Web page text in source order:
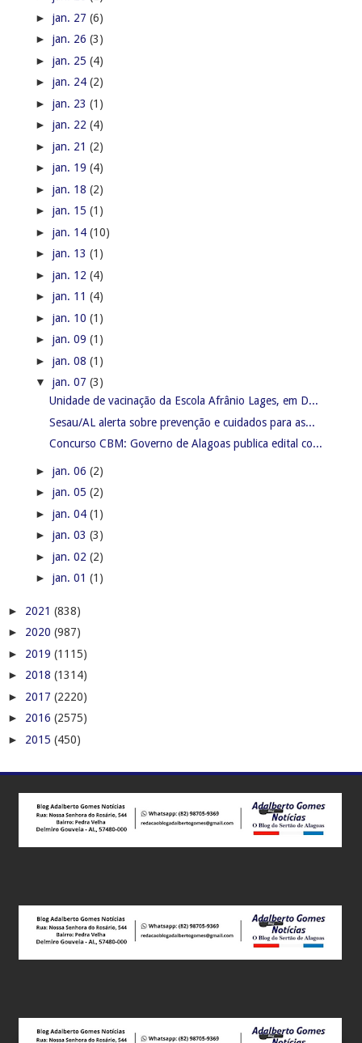
► jan. 27 (6)
► jan. 26 (3)
► jan. 25 (4)
► jan. 24 (2)
► jan. 23 (1)
► jan. 22 (4)
► jan. 21 (2)
► jan. 19 (4)
► jan. 18 (2)
► jan. 15 (1)
► jan. 14 (10)
► jan. 13 (1)
► jan. 12 (4)
► jan. 11 (4)
► jan. 10 (1)
► jan. 09 (1)
► jan. 08 (1)
▼ jan. 07 (3)
Unidade de vacinação da Escola Afrânio Lages, em D...
Sesau/AL alerta sobre prevenção e cuidados para as...
Concurso CBM: Governo de Alagoas publica edital co...
► jan. 06 (2)
► jan. 05 (2)
► jan. 04 (1)
► jan. 03 (3)
► jan. 02 (2)
► jan. 01 (1)
► 2021 (838)
► 2020 (987)
► 2019 (1115)
► 2018 (1314)
► 2017 (2220)
► 2016 (2575)
► 2015 (450)